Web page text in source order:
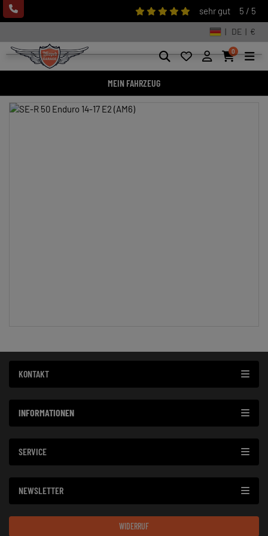
sehr gut 5 / 5
| DE | €
0
MEIN FAHRZEUG
KONTAKT
INFORMATIONEN
SERVICE
NEWSLETTER
WIDERRUF